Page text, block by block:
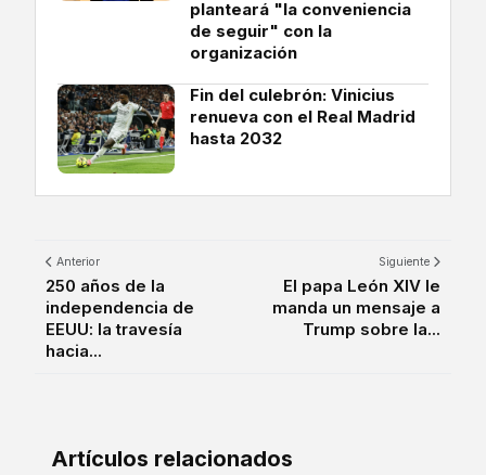
planteará "la conveniencia
de seguir" con la
organización
Fin del culebrón: Vinicius
renueva con el Real Madrid
hasta 2032
Anterior
250 años de la
independencia de
EEUU: la travesía
hacia...
Siguiente
El papa León XIV le
manda un mensaje a
Trump sobre la...
Artículos relacionados